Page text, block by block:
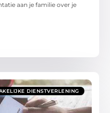
aan je familie over je
DIENSTVERLENING